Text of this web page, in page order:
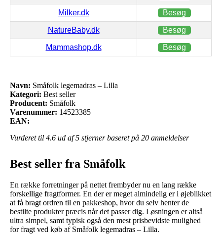
Milker.dk Besøg
NatureBaby.dk Besøg
Mammashop.dk Besøg
Navn: Småfolk legemadras – Lilla
Kategori: Best seller
Producent: Småfolk
Varenummer: 14523385
EAN:
Vurderet til 4.6 ud af 5 stjerner baseret på 20 anmeldelser
Best seller fra Småfolk
En række forretninger på nettet frembyder nu en lang række
forskellige fragtformer. En der er meget almindelig er i øjeblikket
at få bragt ordren til en pakkeshop, hvor du selv henter de
bestilte produkter præcis når det passer dig. Løsningen er altså
ultra simpel, samt typisk også den mest prisbevidste mulighed
for fragt ved køb af Småfolk legemadras – Lilla.